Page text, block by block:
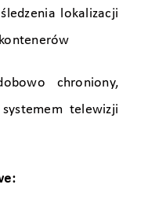
lokalizacji
chroniony,
telewizji